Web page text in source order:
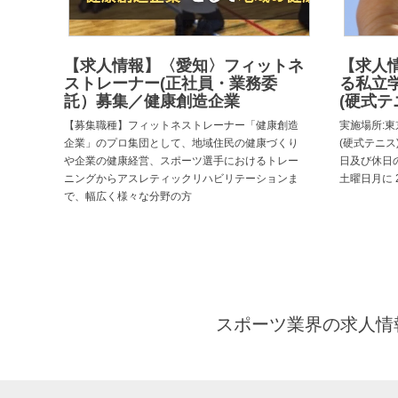
【求人情報】〈愛知〉フィットネ
ストレーナー(正社員・業務委
託）募集／健康創造企業
【募集職種】フィットネストレーナー「健康創造
企業」のプロ集団として、地域住民の健康づくり
や企業の健康経営、スポーツ選手におけるトレー
ニングからアスレティックリハビリテーションま
で、幅広く様々な分野の方
【求
る私立
(硬式テ
実施場所:
(硬式テニ
日及び休日
土曜日月に
スポーツ業界の求人